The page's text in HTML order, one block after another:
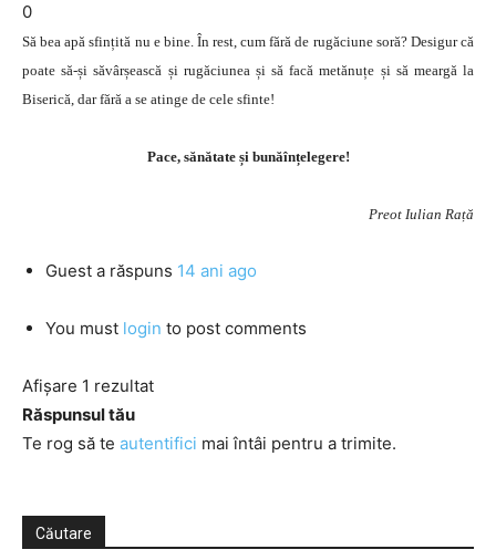
0
Să bea apă sfințită nu e bine. În rest, cum fără de rugăciune soră? Desigur că
poate să-și săvârșească și rugăciunea și să facă metănuțe și să meargă la
Biserică, dar fără a se atinge de cele sfinte!
Pace, sănătate și bunăînțelegere!
Preot Iulian Rață
Guest a răspuns 14 ani ago
You must login to post comments
Afișare 1 rezultat
Răspunsul tău
Te rog să te autentifici mai întâi pentru a trimite.
Căutare